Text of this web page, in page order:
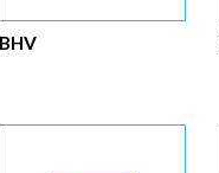
BHV